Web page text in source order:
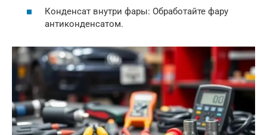
Конденсат внутри фары: Обработайте фару
антиконденсатом.